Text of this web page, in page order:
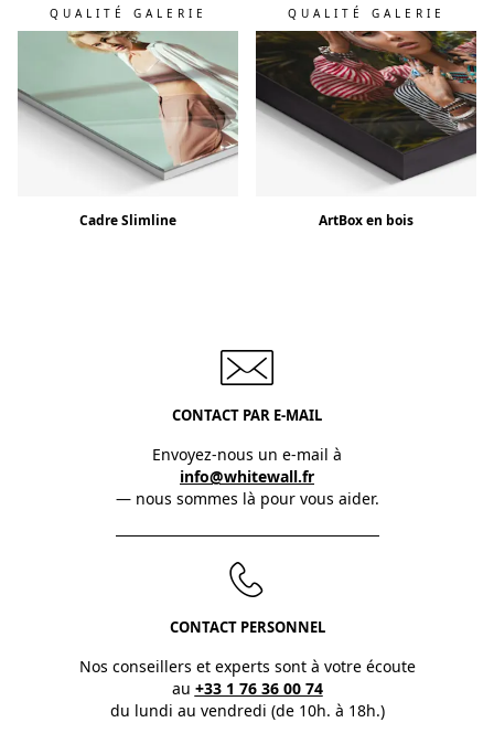
QUALITÉ GALERIE
Cadre Slimline
QUALITÉ GALERIE
ArtBox en bois
CONTACT PAR E-MAIL
Envoyez-nous un e-mail à
info@whitewall.fr
— nous sommes là pour vous aider.
CONTACT PERSONNEL
Nos conseillers et experts sont à votre écoute
au +33 1 76 36 00 74
du lundi au vendredi (de 10h. à 18h.)